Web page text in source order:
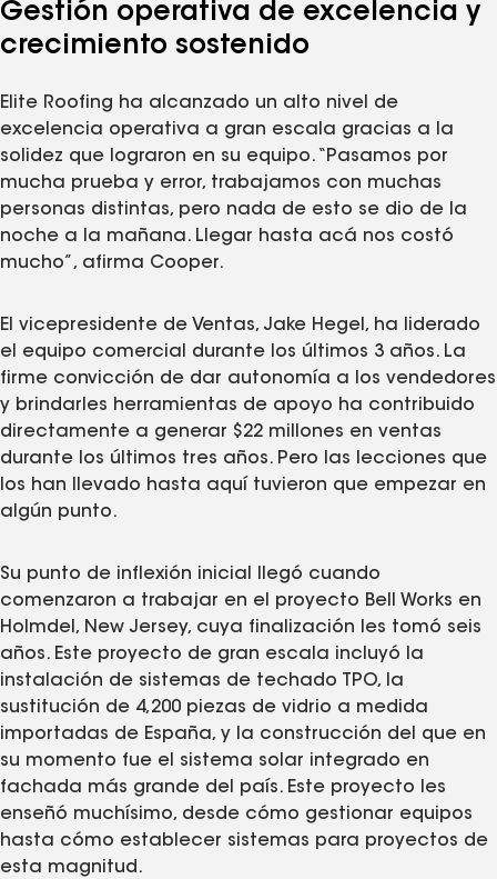
Gestión operativa de excelencia y
crecimiento sostenido
Elite Roofing ha alcanzado un alto nivel de
excelencia operativa a gran escala gracias a la
solidez que lograron en su equipo. “Pasamos por
mucha prueba y error, trabajamos con muchas
personas distintas, pero nada de esto se dio de la
noche a la mañana. Llegar hasta acá nos costó
mucho”, afirma Cooper.
El vicepresidente de Ventas, Jake Hegel, ha liderado
el equipo comercial durante los últimos 3 años. La
firme convicción de dar autonomía a los vendedores
y brindarles herramientas de apoyo ha contribuido
directamente a generar $22 millones en ventas
durante los últimos tres años. Pero las lecciones que
los han llevado hasta aquí tuvieron que empezar en
algún punto.
Su punto de inflexión inicial llegó cuando
comenzaron a trabajar en el proyecto Bell Works en
Holmdel, New Jersey, cuya finalización les tomó seis
años. Este proyecto de gran escala incluyó la
instalación de sistemas de techado TPO, la
sustitución de 4,200 piezas de vidrio a medida
importadas de España, y la construcción del que en
su momento fue el sistema solar integrado en
fachada más grande del país. Este proyecto les
enseñó muchísimo, desde cómo gestionar equipos
hasta cómo establecer sistemas para proyectos de
esta magnitud.